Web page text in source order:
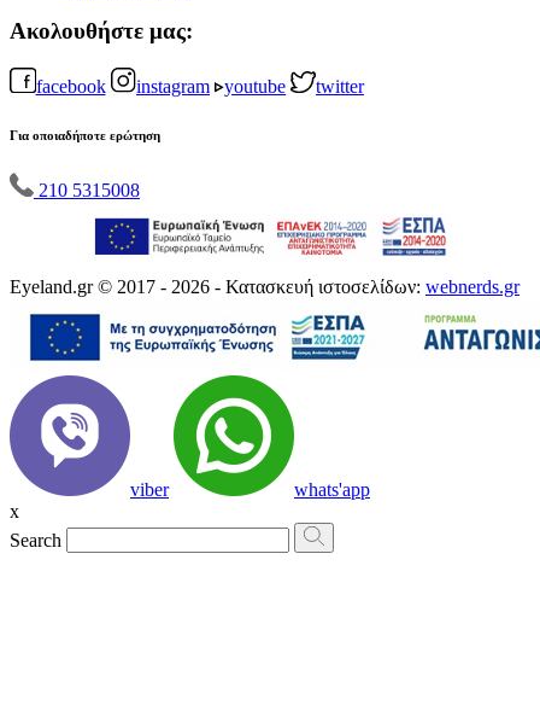
Ακολουθήστε μας:
facebook instagram youtube twitter
Για οποιαδήποτε ερώτηση
210 5315008
Eyeland.gr © 2017 - 2026 - Κατασκευή ιστοσελίδων: webnerds.gr
viber
whats'app
x
Search